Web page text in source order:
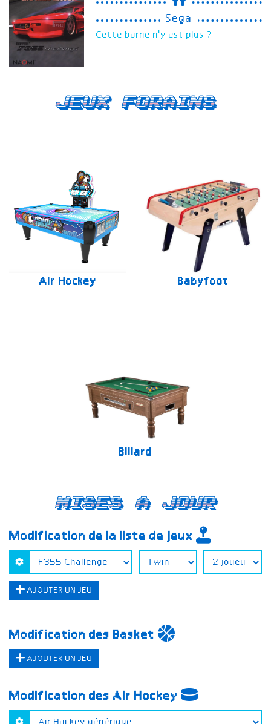
Sega
Cette borne n'y est plus ?
Jeux forains
Air Hockey Babyfoot
Billard
Mises a jour
Modification de la liste de jeux
AJOUTER UN JEU
Modification des Basket
AJOUTER UN JEU
Modification des Air Hockey